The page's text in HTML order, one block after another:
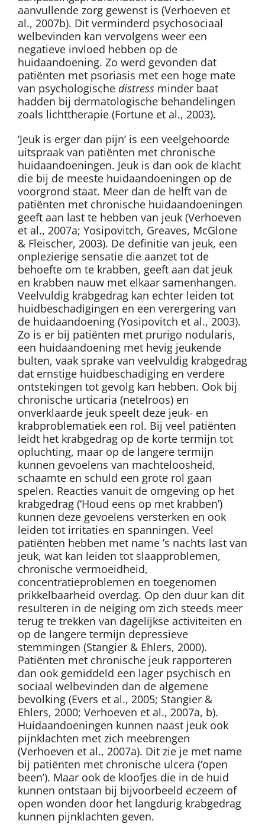
aanvullende zorg gewenst is (Verhoeven et
al., 2007b). Dit verminderd psychosociaal
welbevinden kan vervolgens weer een
negatieve invloed hebben op de
huidaandoening. Zo werd gevonden dat
patiënten met psoriasis met een hoge mate
van psychologische distress minder baat
hadden bij dermatologische behandelingen
zoals lichttherapie (Fortune et al., 2003).
‘Jeuk is erger dan pijn’ is een veelgehoorde
uitspraak van patiënten met chronische
huidaandoeningen. Jeuk is dan ook de klacht
die bij de meeste huidaandoeningen op de
voorgrond staat. Meer dan de helft van de
patiënten met chronische huidaandoeningen
geeft aan last te hebben van jeuk (Verhoeven
et al., 2007a; Yosipovitch, Greaves, McGlone
& Fleischer, 2003). De definitie van jeuk, een
onplezierige sensatie die aanzet tot de
behoefte om te krabben, geeft aan dat jeuk
en krabben nauw met elkaar samenhangen.
Veelvuldig krabgedrag kan echter leiden tot
huidbeschadigingen en een verergering van
de huidaandoening (Yosipovitch et al., 2003).
Zo is er bij patiënten met prurigo nodularis,
een huidaandoening met hevig jeukende
bulten, vaak sprake van veelvuldig krabgedrag
dat ernstige huidbeschadiging en verdere
ontstekingen tot gevolg kan hebben. Ook bij
chronische urticaria (netelroos) en
onverklaarde jeuk speelt deze jeuk- en
krabproblematiek een rol. Bij veel patiënten
leidt het krabgedrag op de korte termijn tot
opluchting, maar op de langere termijn
kunnen gevoelens van machteloosheid,
schaamte en schuld een grote rol gaan
spelen. Reacties vanuit de omgeving op het
krabgedrag (‘Houd eens op met krabben’)
kunnen deze gevoelens versterken en ook
leiden tot irritaties en spanningen. Veel
patiënten hebben met name ’s nachts last van
jeuk, wat kan leiden tot slaapproblemen,
chronische vermoeidheid,
concentratieproblemen en toegenomen
prikkelbaarheid overdag. Op den duur kan dit
resulteren in de neiging om zich steeds meer
terug te trekken van dagelijkse activiteiten en
op de langere termijn depressieve
stemmingen (Stangier & Ehlers, 2000).
Patiënten met chronische jeuk rapporteren
dan ook gemiddeld een lager psychisch en
sociaal welbevinden dan de algemene
bevolking (Evers et al., 2005; Stangier &
Ehlers, 2000; Verhoeven et al., 2007a, b).
Huidaandoeningen kunnen naast jeuk ook
pijnklachten met zich meebrengen
(Verhoeven et al., 2007a). Dit zie je met name
bij patiënten met chronische ulcera (‘open
been’). Maar ook de kloofjes die in de huid
kunnen ontstaan bij bijvoorbeeld eczeem of
open wonden door het langdurig krabgedrag
kunnen pijnklachten geven.